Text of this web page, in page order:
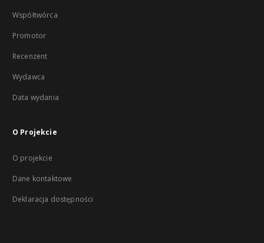
Współtwórca
Promotor
Recenzent
Wydawca
Data wydania
O Projekcie
O projekcie
Dane kontaktowe
Deklaracja dostępności